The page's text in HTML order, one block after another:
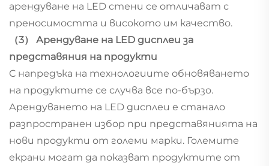
арендуване на LED стени се отличават с
преносимостта и високото им качество.
（3） Арендуване на LED дисплеи за
представяния на продукти
С напредъка на технологиите обновяването
на продуктите се случва все по-бързо.
Арендуването на LED дисплеи е станало
разпространен избор при представянията на
нови продукти от големи марки. Големите
екрани могат да показват продуктите от